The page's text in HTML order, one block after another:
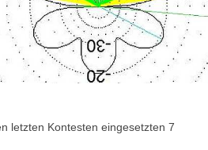
letzten Kontesten eingesetzten 7